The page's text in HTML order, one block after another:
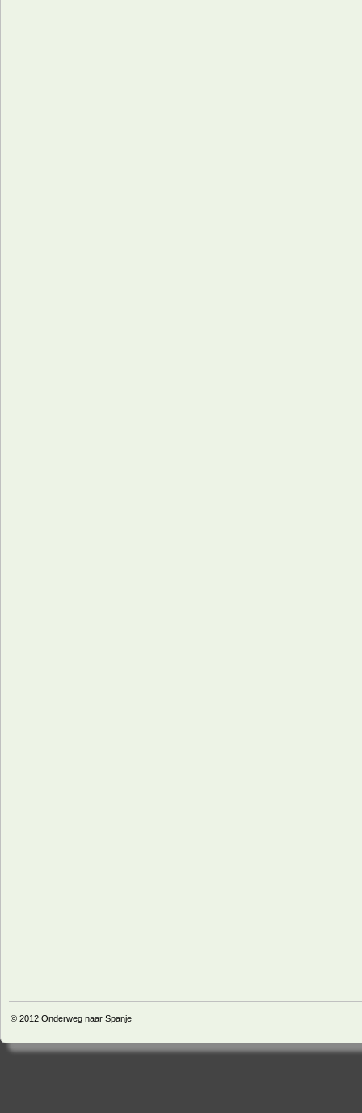
© 2012 Onderweg naar Spanje